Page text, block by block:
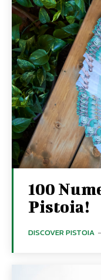
100
Pistoia!
DISCOVER PISTOIA -